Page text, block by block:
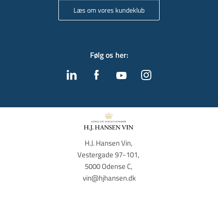
Læs om vores kundeklub
Følg os her:
H.J. Hansen Vin,
Vestergade 97-101,
5000 Odense C,
vin@hjhansen.dk